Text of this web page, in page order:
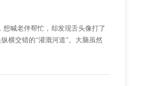
喊老伴帮忙，却发现舌头像打了
横交错的“灌溉河道”。大脑虽然